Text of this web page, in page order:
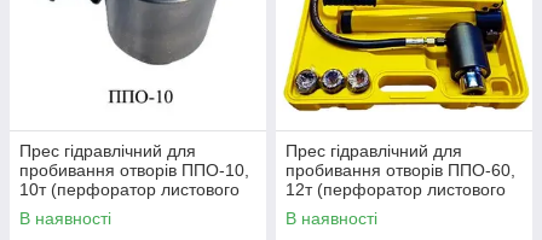
Пневматичний інструмент STANLEY
Верлильні верстати
Резервуар для подачи воды
Инструмент Leister
Инструмент Rothenberger
Лестницы и стремянки
Прес гідравлічний для
пробивання отворів ППО-10,
10т (перфоратор листового
металу, знімач
сайлентблоків)
В наявності
Прес гідравлічний для
пробивання отворів ППО-60,
12т (перфоратор листового
металу, знімач
сайлентблоків)
В наявності